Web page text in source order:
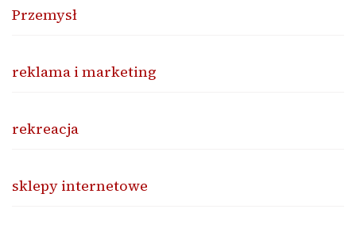
Przemysł
reklama i marketing
rekreacja
sklepy internetowe